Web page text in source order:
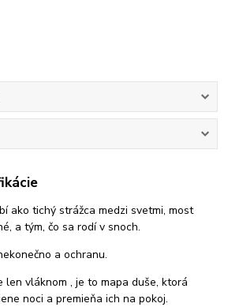
ako tichý strážca medzi svetmi, most
a tým, čo sa rodí v snoch.
a ochranu.
len vláknom , je to mapa duše, ktorá
noci a premieňa ich na pokoj.